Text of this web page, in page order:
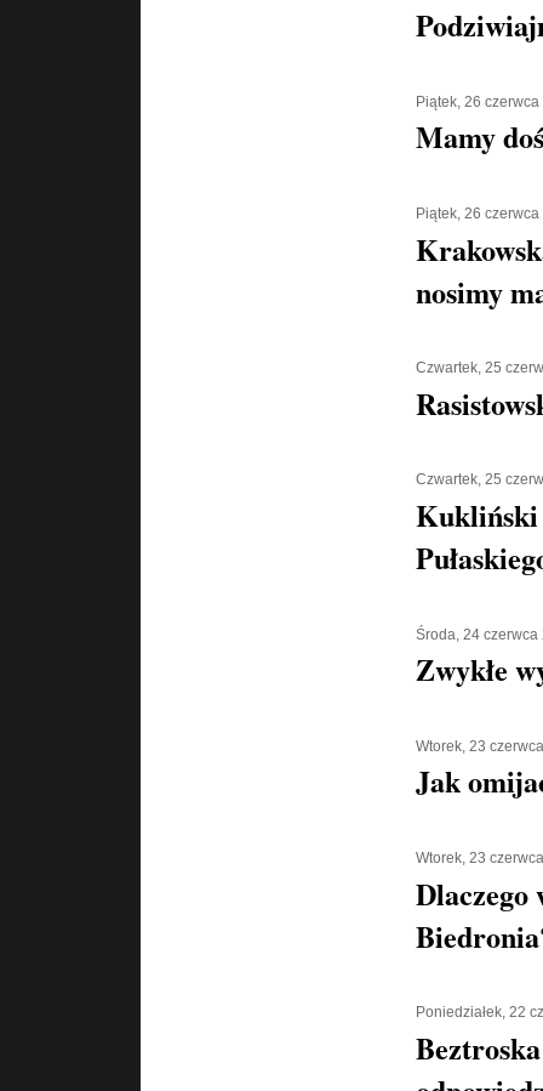
Piątek, 26
Mamy
Piątek, 26
nosimy
Czwartek, 25
Czwartek, 25
Kukliński
Środa, 24 czerwca
Zwykłe
Wtorek, 23
Jak
Wtorek, 23
Dlaczego
Poniedziałek, 22